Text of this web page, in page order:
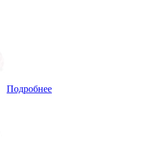
Подробнее